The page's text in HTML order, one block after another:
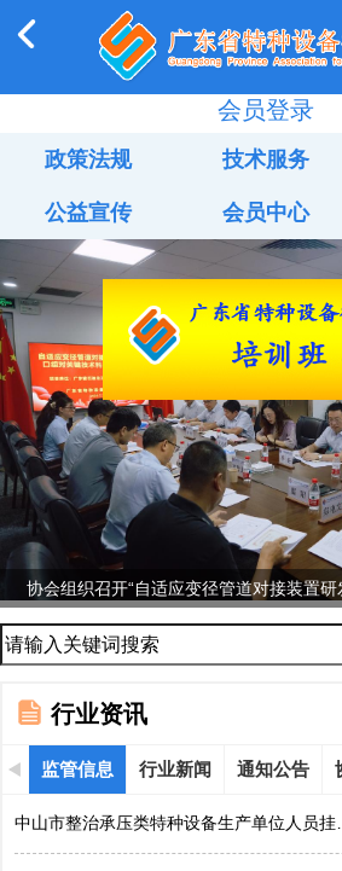
会员登录
政策法规 技术服务
公益宣传 会员中心
协会组织召开“自适应变径管道对接装置研
行业资讯
监管信息 行业新闻 通知公告
中山市整治